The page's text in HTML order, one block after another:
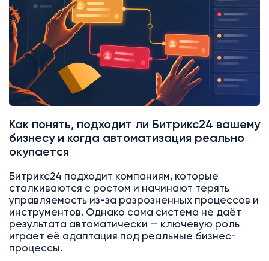
Как понять, подходит ли Битрикс24 вашему
бизнесу и когда автоматизация реально
окупается
Битрикс24 подходит компаниям, которые
сталкиваются с ростом и начинают терять
управляемость из-за разрозненных процессов и
инструментов. Однако сама система не даёт
результата автоматически — ключевую роль
играет её адаптация под реальные бизнес-
процессы.